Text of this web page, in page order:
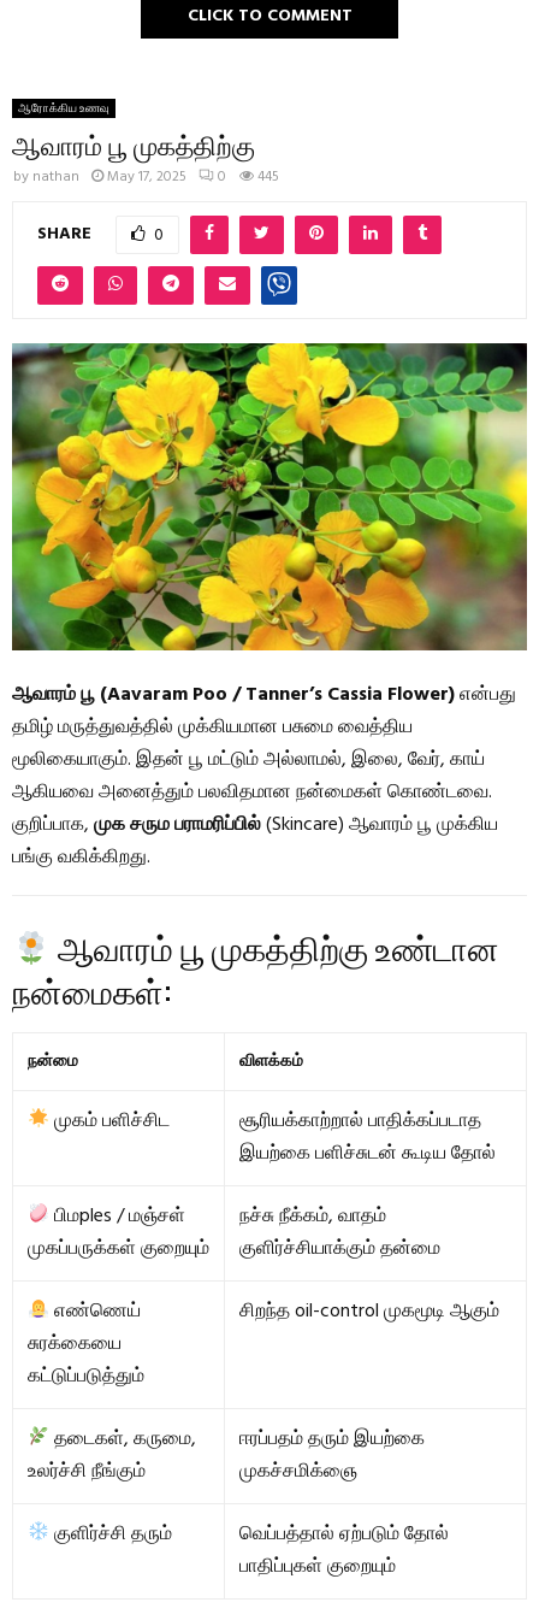
CLICK TO COMMENT
ஆரோக்கிய உணவு
ஆவாரம் பூ முகத்திற்கு
by nathan May 17, 2025 0 445
SHARE 0
ஆவாரம் பூ (Aavaram Poo / Tanner’s Cassia Flower)என்பது
தமிழ் மருத்துவத்தில் முக்கியமான பசுமை வைத்திய
மூலிகையாகும். இதன் பூ மட்டும் அல்லாமல், இலை, வேர், காய்
ஆகியவை அனைத்தும் பலவிதமான நன்மைகள் கொண்டவை.
குறிப்பாக,முக சரும பராமரிப்பில்(Skincare) ஆவாரம் பூ முக்கிய
பங்கு வகிக்கிறது.
ஆவாரம் பூ முகத்திற்கு உண்டான
நன்மைகள்:
நன்மை விளக்கம்
முகம் பளிச்சிட
சூரியக்காற்றால் பாதிக்கப்படாத
இயற்கை பளிச்சுடன் கூடிய தோல்
பிமples / மஞ்சள்
முகப்பருக்கள் குறையும்
நச்சு நீக்கம், வாதம்
குளிர்ச்சியாக்கும் தன்மை
எண்ணெய்
சுரக்கையை
கட்டுப்படுத்தும்
சிறந்த oil-control முகமூடி ஆகும்
தடைகள், கருமை,
உலர்ச்சி நீங்கும்
ஈரப்பதம் தரும் இயற்கை
முகச்சமிக்ஞை
குளிர்ச்சி தரும்
வெப்பத்தால் ஏற்படும் தோல்
பாதிப்புகள் குறையும்